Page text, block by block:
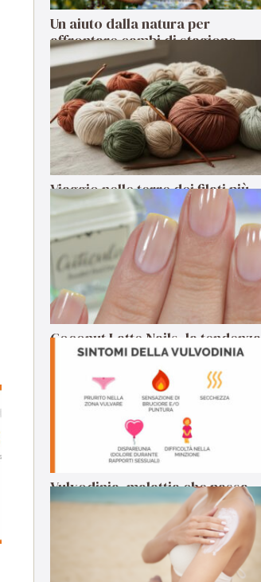
Un aiuto dalla natura per
affrontare cambi di stagione,
stress e cali di energia
Viaggio nelle terre dei filati più
rari: dalle origini alla filatura
Coconut Latte Nails, la tendenza
da seguire per la manicure estiva
Vulvodinia, malattia che passa
troppo spesso in secondo piano